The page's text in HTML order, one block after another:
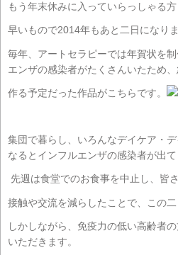
もう年末休みに入っていらっしゃる方
早いもので2014年もあと二日になりま
毎年、アートセラピーでは年賀状を
エンザの感染者がたくさんいたため、
作る予定だった作品がこちらです。
集団で暮らし、いろんなデイケア・
なるとインフルエンザの感染者が出て
先週は食堂でのお食事を中止し、皆
接触や交流を減らしたことで、この
しかしながら、免疫力の低い高齢者
いただきます。